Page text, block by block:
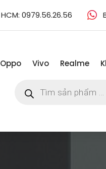
HCM: 0979.56.26.56
Oppo Vivo Realme
kiếm
sản